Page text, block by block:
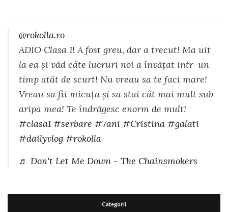
@rokolla.ro
ADIO Clasa 1! A fost greu, dar a trecut! Ma uit
la ea și văd câte lucruri noi a învățat intr-un
timp atât de scurt! Nu vreau sa te faci mare!
Vreau sa fii micuța și sa stai cât mai mult sub
aripa mea! Te îndrăgesc enorm de mult!
#clasa1 #serbare #7ani #Cristina #galati
#dailyvlog #rokolla
♬ Don't Let Me Down - The Chainsmokers
Categorii